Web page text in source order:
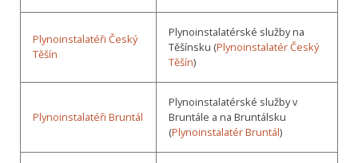
Plynoinstalatéři Český
Těšín
Plynoinstalatérské služby na
Těšínsku (Plynoinstalatér Český
Těšín)
Plynoinstalatéři Bruntál
Plynoinstalatérské služby v
Bruntále a na Bruntálsku
(Plynoinstalatér Bruntál)